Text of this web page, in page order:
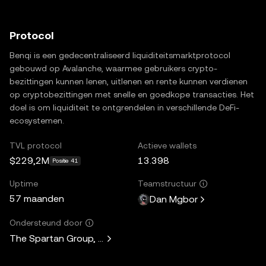
Protocol
Benqi is een gedecentraliseerd liquiditeitsmarktprotocol
gebouwd op Avalanche, waarmee gebruikers crypto-
bezittingen kunnen lenen, uitlenen en rente kunnen verdienen
op cryptobezittingen met snelle en goedkope transacties. Het
doel is om liquiditeit te ontgrendelen in verschillende DeFi-
ecosystemen.
TVL protocol
$229,2M Positie 41
Actieve wallets
13.398
Uptime
57 maanden
Teamstructuur
Dan Mgbor
Ondersteund door
The Spartan Group, Dragonfly, Arrington Capital,